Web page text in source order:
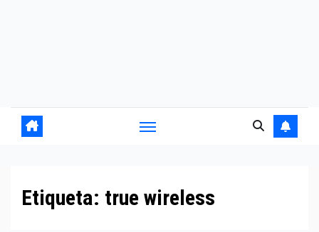
Etiqueta: true wireless